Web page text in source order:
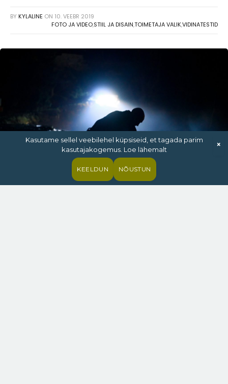
BY KYLALINE ON 10. VEEBR 2019
FOTO JA VIDEO,STIIL JA DISAIN,TOIMETAJA VALIK,VIDINATESTID
Kasutame sellel veebilehel küpsiseid, et tagada parim
kasutajakogemus. Loe lähemalt
KEELDUN NÕUSTUN
×